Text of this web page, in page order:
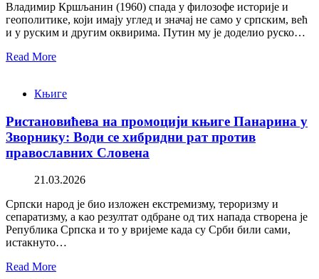
Владимир Кршљанин (1960) спада у филозофе историје и
геополитике, који имају углед и значај не само у српским, већ
и у руским и другим оквирима. Путин му је доделио руско…
Read More
Књиге
Ристановићева на промоцији књиге Панарина у
Зворнику: Води се хибридни рат против
православних Словена
21.03.2026
Српски народ је био изложен екстремизму, тероризму и
сепаратизму, а као резултат одбране од тих напада створена је
Република Српска и то у вријеме када су Срби били сами,
истакнуто…
Read More